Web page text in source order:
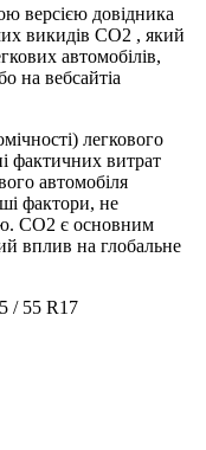
версією довідника
викидів CO2 , який
автомобілів,
на вебсайтіa
легкового
фактичних витрат
автомобіля
фактори, не
CO2 є основним
вплив на глобальне
/ 55 R17